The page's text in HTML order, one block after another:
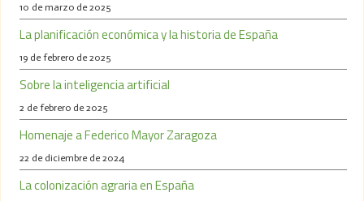
10 de marzo de 2025
La planificación económica y la historia de España
19 de febrero de 2025
Sobre la inteligencia artificial
2 de febrero de 2025
Homenaje a Federico Mayor Zaragoza
22 de diciembre de 2024
La colonización agraria en España